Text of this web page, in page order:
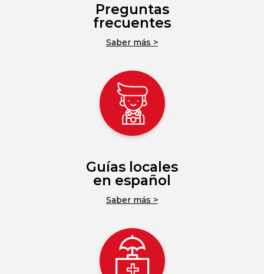
Preguntas
frecuentes
Saber más >
Guías locales
en español
Saber más >